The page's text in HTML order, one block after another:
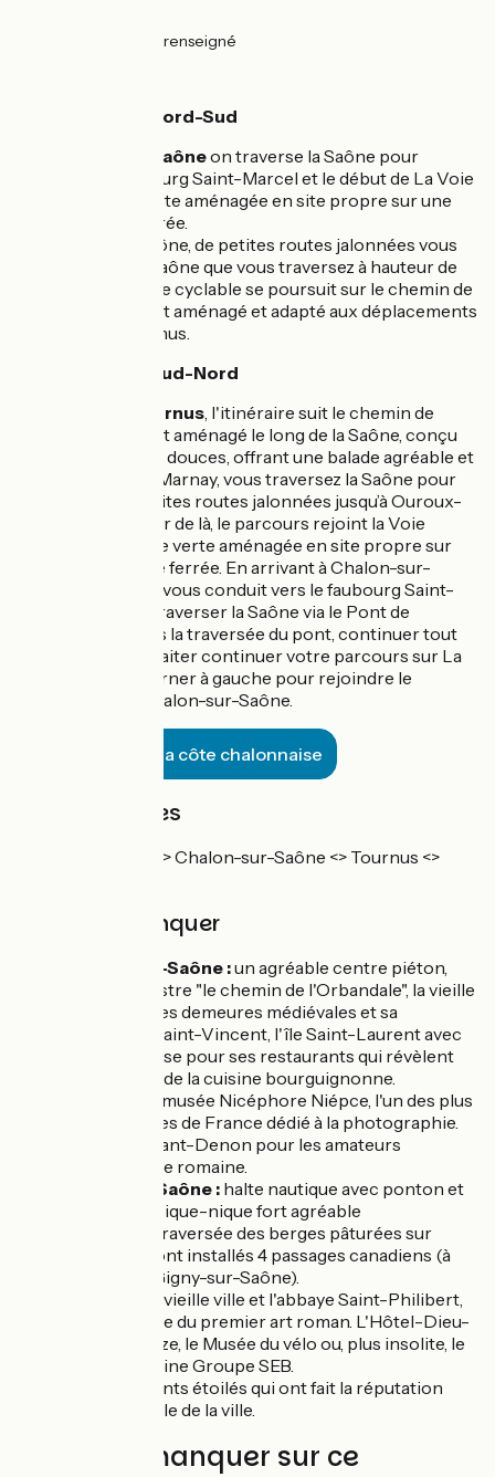
(73%) Non renseigné
Parcours Sens Nord-Sud
Chalon-sur-Saôneon traverse la Saône pour
rejoindre le faubourg Saint-Marcel et le début de La Voie
Bressane, voie verte aménagée en site propre sur une
ancienne voie ferrée.
À Ouroux-sur-Saône, de petites routes jalonnées vous
ramènent sur la Saône que vous traversez à hauteur de
Marnay. L’itinéraire cyclable se poursuit sur le chemin de
halage récemment aménagé et adapté aux déplacements
doux jusqu’à Tournus.
Parcours Sens Sud-Nord
Tournus, l'itinéraire suit le chemin de
halage récemment aménagé le long de la Saône, conçu
pour les mobilités douces, offrant une balade agréable et
sécurisée. Après Marnay, vous traversez la Saône pour
emprunter de petites routes jalonnées jusqu’à Ouroux-
sur-Saône. À partir de là, le parcours rejoint la Voie
Bressane, une voie verte aménagée en site propre sur
une ancienne voie ferrée. En arrivant à Chalon-sur-
Saône, l'itinéraire vous conduit vers le faubourg Saint-
Marcel, avant de traverser la Saône via le Pont de
Bourgogne. Après la traversée du pont, continuer tout
droit si vous souhaiter continuer votre parcours sur La
Voie Bleue ou tourner à gauche pour rejoindre le
centre-ville de Chalon-sur-Saône.
Alternative par la côte chalonnaise
Trains et gares
Ligne TER Dijon <> Chalon-sur-Saône <> Tournus <>
À ne pas manquer
Chalon-sur-Saône :un agréable centre piéton,
circuit pédestre "le chemin de l'Orbandale", la vieille
ville aux belles demeures médiévales et sa
cathédrale Saint-Vincent, l'île Saint-Laurent avec
sa rue fameuse pour ses restaurants qui révèlent
l'Excellence de la cuisine bourguignonne.
: le musée Nicéphore Niépce, l'un des plus
beaux musées de France dédié à la photographie.
Le musée Viant-Denon pour les amateurs
d'archéologie romaine.
Gigny-sur-Saône : halte nautique avec ponton et
une aire de pique-nique fort agréable
la traversée des berges pâturées sur
lesquelles sont installés 4 passages canadiens (à
hauteur de Gigny-sur-Saône).
la vieille ville et l'abbaye Saint-Philibert,
chef-d'œuvre du premier art roman. L'Hôtel-Dieu-
musée Greuze, le Musée du vélo ou, plus insolite, le
magasin d’usine Groupe SEB.
Les restaurants étoilés qui ont fait la réputation
internationale de la ville.
À ne pas manquer sur ce